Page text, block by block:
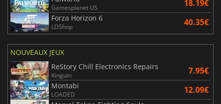
Gamesplanet US 18.19€
Forza Horizon 6
LDShop 40.35€
NOUVEAUX JEUX
ReStory Chill Electronics Repairs
Kinguin 7.95€
Montabi
LOADED 12.09€